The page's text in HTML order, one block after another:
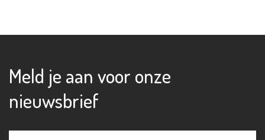
Meld je aan voor onze
nieuwsbrief